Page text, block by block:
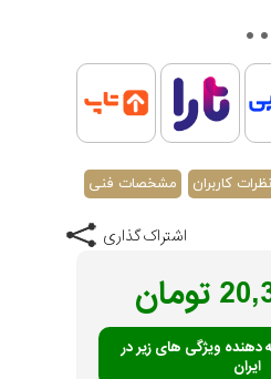
نظرات کاربران مشخصات فنی
اشتراک گذاری
تومان
دهنده ویژگی های زیر در
ایران